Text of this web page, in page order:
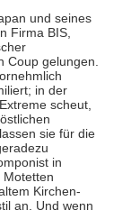
und seines
Firma BIS,
Coup gelungen.
in der
scheut,
sie für die
in
Kirchen-
an. Und wenn